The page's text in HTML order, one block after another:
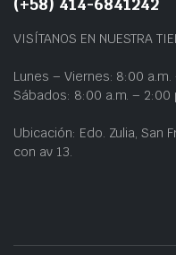
VISÍTANOS EN NUESTRA
Lunes – Viernes: 8:00
Sábados: 8:00 a.m. – 2:00
Ubicación: Edo. Zulia, San
con av 13.